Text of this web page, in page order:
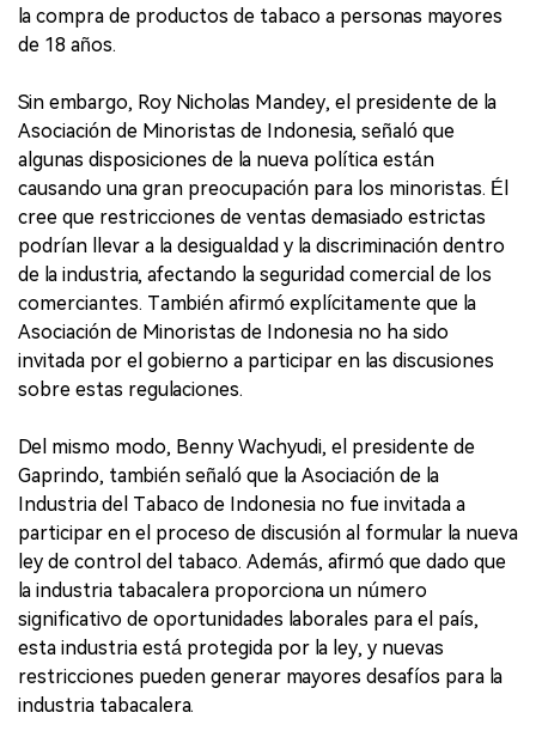
la compra de productos de tabaco a personas mayores
de 18 años.
Sin embargo, Roy Nicholas Mandey, el presidente de la
Asociación de Minoristas de Indonesia, señaló que
algunas disposiciones de la nueva política están
causando una gran preocupación para los minoristas. Él
cree que restricciones de ventas demasiado estrictas
podrían llevar a la desigualdad y la discriminación dentro
de la industria, afectando la seguridad comercial de los
comerciantes. También afirmó explícitamente que la
Asociación de Minoristas de Indonesia no ha sido
invitada por el gobierno a participar en las discusiones
sobre estas regulaciones.
Del mismo modo, Benny Wachyudi, el presidente de
Gaprindo, también señaló que la Asociación de la
Industria del Tabaco de Indonesia no fue invitada a
participar en el proceso de discusión al formular la nueva
ley de control del tabaco. Además, afirmó que dado que
la industria tabacalera proporciona un número
significativo de oportunidades laborales para el país,
esta industria está protegida por la ley, y nuevas
restricciones pueden generar mayores desafíos para la
industria tabacalera.